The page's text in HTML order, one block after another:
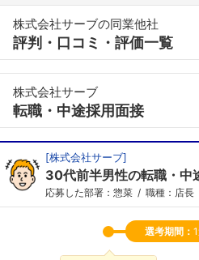
株式会社サーブの同業他社
評判・口コミ・評価一覧
株式会社サーブ
転職・中途採用面接
[株式会社サーブ]
30代前半男性の転職・中
応募した部署：惣菜 職種：店長
選考期間：